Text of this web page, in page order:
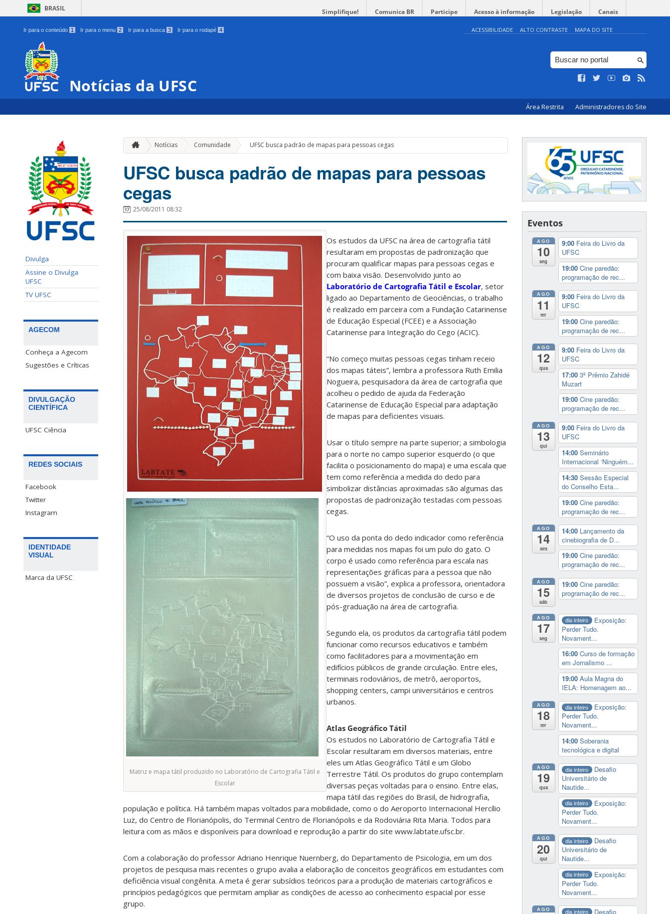
BRASIL Simplifique! Comunica BR Participe Acesso à informação Legislação Canais
Ir para o conteúdo 1 Ir para o menu 2 Ir para a busca 3 Ir para o rodapé 4 ACESSIBILIDADE ALTO CONTRASTE MAPA DO SITE
Notícias da UFSC
Área Restrita Administradores do Site
Divulga
Assine o Divulga
UFSC
TV UFSC
AGECOM
Conheça a Agecom
Sugestões e Críticas
DIVULGAÇÃO
CIENTÍFICA
UFSC Ciência
REDES SOCIAIS
Facebook
Twitter
Instagram
IDENTIDADE
VISUAL
Marca da UFSC
Notícias Comunidade » UFSC busca padrão de mapas para pessoas cegas
UFSC busca padrão de mapas para pessoas
cegas
25/08/2011 08:32
Matriz e mapa tátil produzido no Laboratório de Cartografia Tátil e
Escolar
Os estudos da UFSC na área de cartografia tátil
resultaram em propostas de padronização que
procuram qualificar mapas para pessoas cegas e
com baixa visão. Desenvolvido junto ao
Laboratório de Cartografia Tátil e Escolar, setor
ligado ao Departamento de Geociências, o trabalho
é realizado em parceira com a Fundação Catarinense
de Educação Especial (FCEE) e a Associação
Catarinense para Integração do Cego (ACIC).
“No começo muitas pessoas cegas tinham receio
dos mapas táteis”, lembra a professora Ruth Emilia
Nogueira, pesquisadora da área de cartografia que
acolheu o pedido de ajuda da Federação
Catarinense de Educação Especial para adaptação
de mapas para deficientes visuais.
Usar o título sempre na parte superior; a simbologia
para o norte no campo superior esquerdo (o que
facilita o posicionamento do mapa) e uma escala que
tem como referência a medida do dedo para
simbolizar distâncias aproximadas são algumas das
propostas de padronização testadas com pessoas
cegas.
“O uso da ponta do dedo indicador como referência
para medidas nos mapas foi um pulo do gato. O
corpo é usado como referência para escala nas
representações gráficas para a pessoa que não
possuem a visão”, explica a professora, orientadora
de diversos projetos de conclusão de curso e de
pós-graduação na área de cartografia.
Segundo ela, os produtos da cartografia tátil podem
funcionar como recursos educativos e também
como facilitadores para a movimentação em
edifícios públicos de grande circulação. Entre eles,
terminais rodoviários, de metrô, aeroportos,
shopping centers, campi universitários e centros
urbanos.
Atlas Geográfico Tátil
Os estudos no Laboratório de Cartografia Tátil e
Escolar resultaram em diversos materiais, entre
eles um Atlas Geográfico Tátil e um Globo
Terrestre Tátil. Os produtos do grupo contemplam
diversas peças voltadas para o ensino. Entre elas,
mapa tátil das regiões do Brasil, de hidrografia,
população e política. Há também mapas voltados para mobilidade, como o do Aeroporto Internacional Hercílio
Luz, do Centro de Florianópolis, do Terminal Centro de Florianópolis e da Rodoviária Rita Maria. Todos para
leitura com as mãos e disponíveis para download e reprodução a partir do site www.labtate.ufsc.br.
Com a colaboração do professor Adriano Henrique Nuernberg, do Departamento de Psicologia, em um dos
projetos de pesquisa mais recentes o grupo avalia a elaboração de conceitos geográficos em estudantes com
deficiência visual congênita. A meta é gerar subsídios teóricos para a produção de materiais cartográficos e
princípios pedagógicos que permitam ampliar as condições de acesso ao conhecimento espacial por esse
grupo.
Eventos
AGO
10
seg
9:00 Feira do Livro da
UFSC
19:00 Cine paredão:
programação de rec...
AGO
11
ter
9:00 Feira do Livro da
UFSC
19:00 Cine paredão:
programação de rec...
AGO
12
qua
9:00 Feira do Livro da
UFSC
17:00 3º Prêmio Zahidé
Muzart
19:00 Cine paredão:
programação de rec...
AGO
13
qui
9:00 Feira do Livro da
UFSC
14:00 Seminário
Internacional ‘Ninguém...
14:30 Sessão Especial
do Conselho Esta...
19:00 Cine paredão:
programação de rec...
AGO
14
sex
14:00 Lançamento da
cinebiografia de D...
19:00 Cine paredão:
programação de rec...
AGO
15
sáb
19:00 Cine paredão:
programação de rec...
AGO
17
seg
dia inteiro
Exposição:
Perder Tudo.
Novament...
16:00 Curso de formação
em Jornalismo ...
19:00 Aula Magna do
IELA: Homenagem ao...
AGO
18
ter
dia inteiro
Exposição:
Perder Tudo.
Novament...
14:00 Soberania
tecnológica e digital
AGO
19
qua
dia inteiro
Desafio
Universitário de
Nautide...
dia inteiro
Exposição:
Perder Tudo.
Novament...
AGO
20
qui
dia inteiro
Desafio
Universitário de
Nautide...
dia inteiro
Exposição:
Perder Tudo.
Novament...
AGO dia inteiro
Desafio